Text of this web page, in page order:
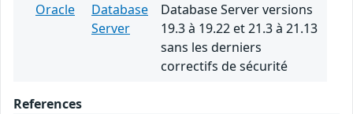
Oracle
Database
Server
Database Server versions
19.3 à 19.22 et 21.3 à 21.13
sans les derniers
correctifs de sécurité
References